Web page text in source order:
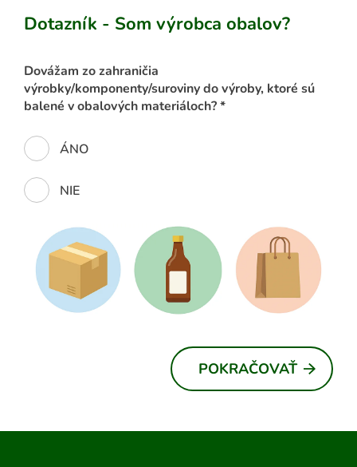
Dotazník - Som výrobca obalov?
Dovážam zo zahraničia
výrobky/komponenty/suroviny do výroby, ktoré sú
balené v obalových materiáloch? *
ÁNO
NIE
POKRAČOVAŤ